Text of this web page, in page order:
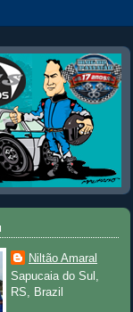
Niltão Amaral
Sapucaia do Sul,
RS, Brazil